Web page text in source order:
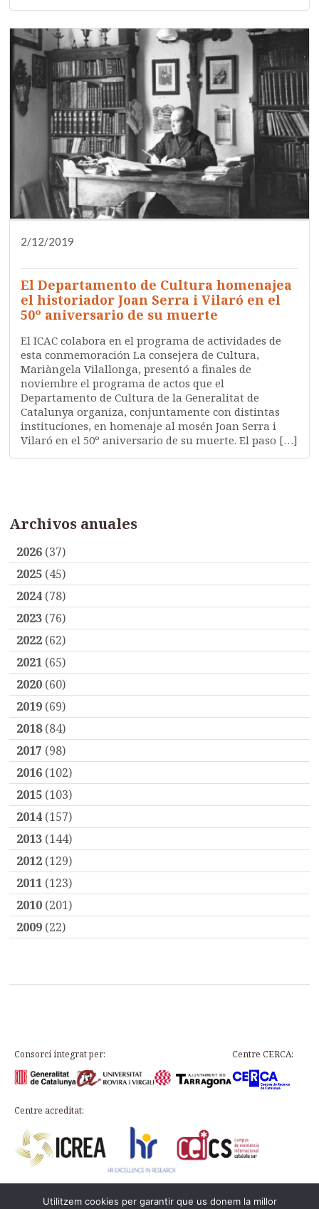
2/12/2019
El Departamento de Cultura homenajea
el historiador Joan Serra i Vilaró en el
50º aniversario de su muerte
El ICAC colabora en el programa de actividades de
esta conmemoración La consejera de Cultura,
Mariàngela Vilallonga, presentó a finales de
noviembre el programa de actos que el
Departamento de Cultura de la Generalitat de
Catalunya organiza, conjuntamente con distintas
instituciones, en homenaje al mosén Joan Serra i
Vilaró en el 50º aniversario de su muerte. El paso […]
Archivos anuales
2026 (37)
2025 (45)
2024 (78)
2023 (76)
2022 (62)
2021 (65)
2020 (60)
2019 (69)
2018(84)
2017 (98)
2016 (102)
2015 (103)
2014 (157)
2013 (144)
2012 (129)
2011 (123)
2010 (201)
2009 (22)
Consorci integrat per: Centre CERCA:
Centre acreditat:
Plaça d’en Rovellat, s/n, 43003 Tarragona
Utilitzem cookies per garantir que us donem la millor